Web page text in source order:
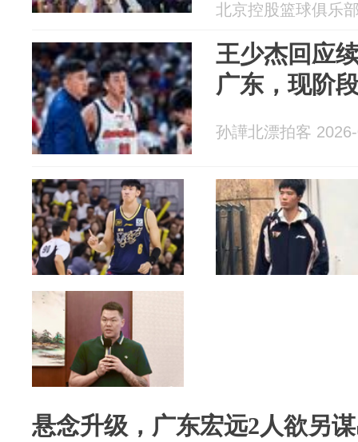
北京控股篮球俱乐
王少杰回应
广东，现阶
孙譁北漂拍客
悬念升级，广东宏远2人欲另